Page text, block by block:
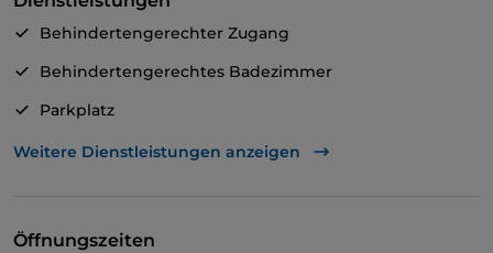
Behindertengerechter Zugang
Behindertengerechtes Badezimmer
Parkplatz
Tische im Außenbereich
Weitere Dienstleistungen anzeigen
Öffnungszeiten